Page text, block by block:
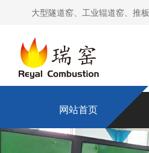
大型隧道窑、工业辊道窑、推
网站首页